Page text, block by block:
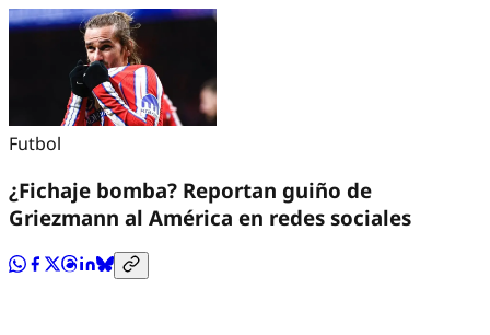
Futbol
¿Fichaje bomba? Reportan guiño de
Griezmann al América en redes sociales